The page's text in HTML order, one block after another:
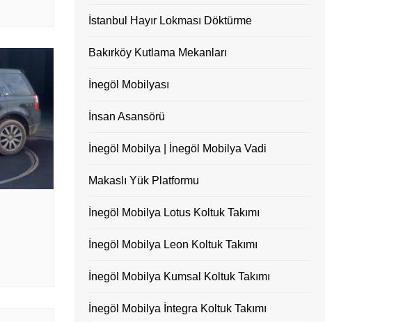
İstanbul Hayır Lokması Döktürme
Bakırköy Kutlama Mekanları
İnegöl Mobilyası
İnsan Asansörü
İnegöl Mobilya | İnegöl Mobilya Vadi
Makaslı Yük Platformu
İnegöl Mobilya Lotus Koltuk Takımı
İnegöl Mobilya Leon Koltuk Takımı
İnegöl Mobilya Kumsal Koltuk Takımı
İnegöl Mobilya İntegra Koltuk Takımı